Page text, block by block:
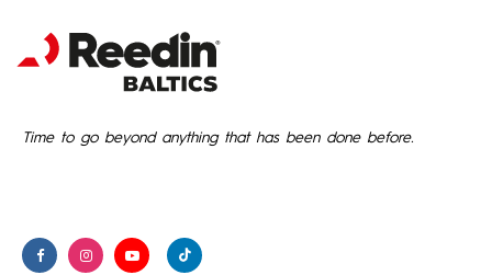
Time to go beyond anything that has been done before.